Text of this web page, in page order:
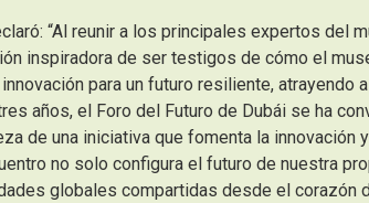
“Al reunir a los principales expertos del
inspiradora de ser testigos de cómo el
para un futuro resiliente,
años, el Foro del Futuro de Dubái se ha
de una iniciativa que fomenta la
no solo configura el futuro de nuestra
globales compartidas desde el corazón